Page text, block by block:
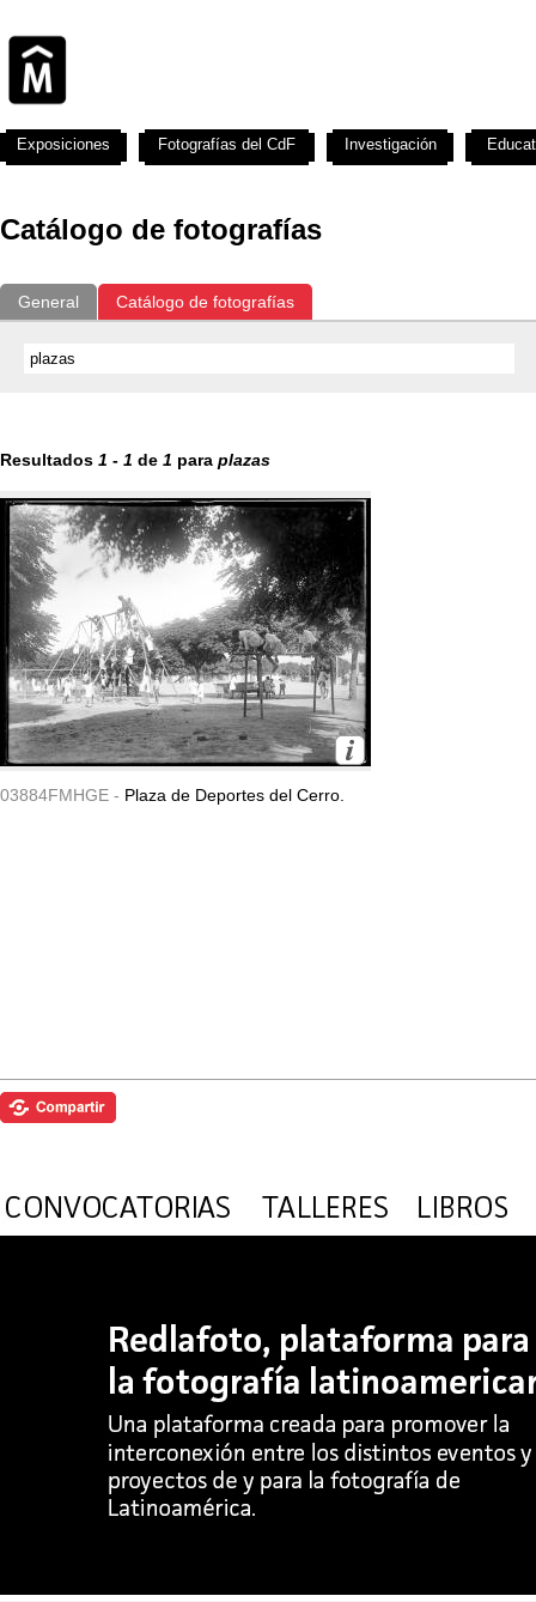
Catálogo de fotografías
General Catálogo de fotografías
Resultados 1 - 1 de 1 para plazas
03884FMHGE - Plaza de Deportes del Cerro.
Exposiciones Fotografías del CdF Investigación